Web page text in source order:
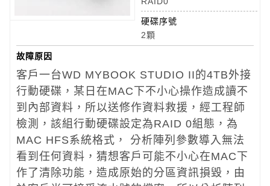
硬碟序號
2顆
故障原因
客戶一台WD MYBOOK STUDIO II的4TB外接
行動硬碟，某日在MAC下不小心操作造成讀不
到內部資料，所以送修作資料救援，經工程師
檢測，該組行動硬碟設定為RAID 0組態，為
MAC HFS系統格式， 分析陣列參數導入無法
看到任何資料，猜想客戶可能不小心在MAC下
作了清除功能，造成原始的分區資訊損毀，由